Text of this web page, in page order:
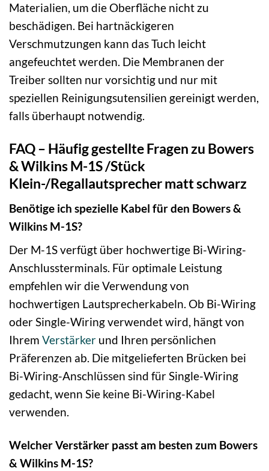
Materialien, um die Oberfläche nicht zu
beschädigen. Bei hartnäckigeren
Verschmutzungen kann das Tuch leicht
angefeuchtet werden. Die Membranen der
Treiber sollten nur vorsichtig und nur mit
speziellen Reinigungsutensilien gereinigt werden,
falls überhaupt notwendig.
FAQ – Häufig gestellte Fragen zu Bowers
& Wilkins M-1S /Stück
Klein-/Regallautsprecher matt schwarz
Benötige ich spezielle Kabel für den Bowers &
Wilkins M-1S?
Der M-1S verfügt über hochwertige Bi-Wiring-
Anschlussterminals. Für optimale Leistung
empfehlen wir die Verwendung von
hochwertigen Lautsprecherkabeln. Ob Bi-Wiring
oder Single-Wiring verwendet wird, hängt von
Ihrem Verstärker und Ihren persönlichen
Präferenzen ab. Die mitgelieferten Brücken bei
Bi-Wiring-Anschlüssen sind für Single-Wiring
gedacht, wenn Sie keine Bi-Wiring-Kabel
verwenden.
Welcher Verstärker passt am besten zum Bowers
& Wilkins M-1S?